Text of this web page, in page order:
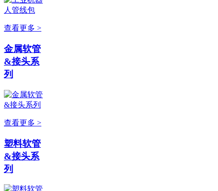
查看更多 >
金属软管
&接头系
列
查看更多 >
塑料软管
&接头系
列